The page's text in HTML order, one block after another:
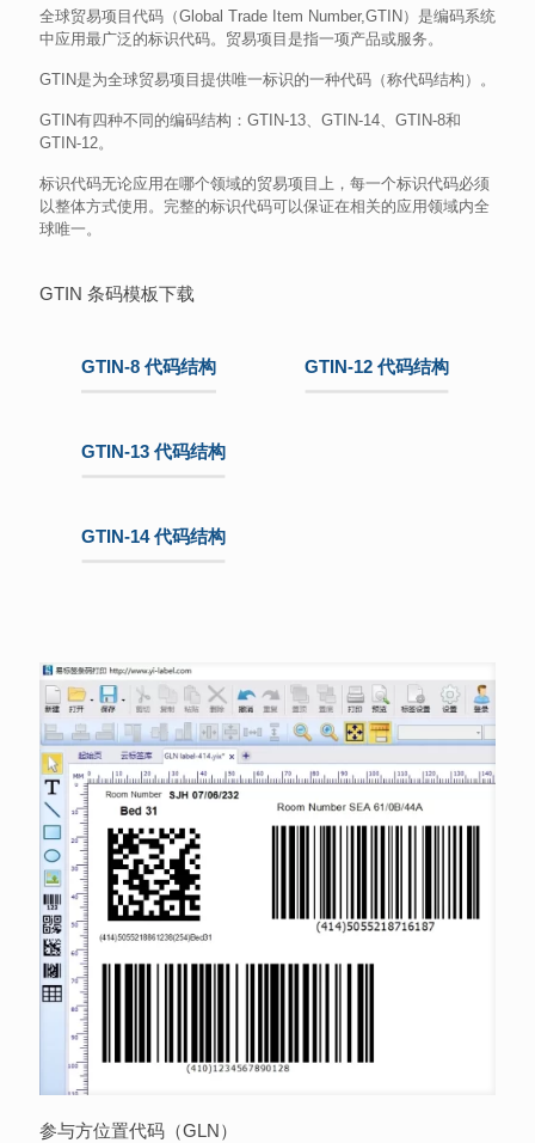
全球贸易项目代码（Global Trade Item Number,GTIN）是编码系统
中应用最广泛的标识代码。贸易项目是指一项产品或服务。
GTIN是为全球贸易项目提供唯一标识的一种代码（称代码结构）。
GTIN有四种不同的编码结构：GTIN-13、GTIN-14、GTIN-8和
GTIN-12。
标识代码无论应用在哪个领域的贸易项目上，每一个标识代码必须
以整体方式使用。完整的标识代码可以保证在相关的应用领域内全
球唯一。
GTIN 条码模板下载
GTIN-8 代码结构 GTIN-12 代码结构
GTIN-13 代码结构
GTIN-14 代码结构
参与方位置代码（GLN）